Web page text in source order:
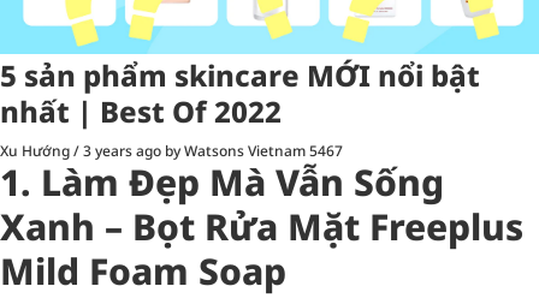
5 sản phẩm skincare MỚI nổi bật
nhất | Best Of 2022
Xu Hướng/3 years ago by Watsons Vietnam5467
1. Làm Đẹp Mà Vẫn Sống
Xanh – Bọt Rửa Mặt Freeplus
Mild Foam Soap